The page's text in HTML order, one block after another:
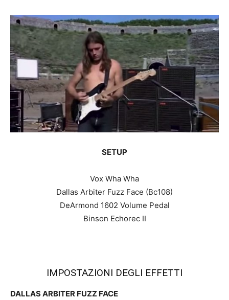
SETUP
Vox Wha Wha
Dallas Arbiter Fuzz Face (Bc108)
DeArmond 1602 Volume Pedal
Binson Echorec II
IMPOSTAZIONI DEGLI EFFETTI
DALLAS ARBITER FUZZ FACE